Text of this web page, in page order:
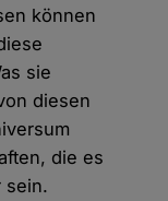
können
sie
diesen
die es
sein.